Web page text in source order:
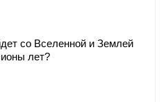
со Вселенной и Землей
лет?